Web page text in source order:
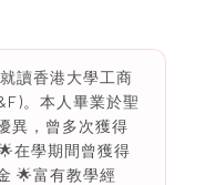
讀香港大學工商
。本人畢業於聖
異，曾多次獲得
在學期間曾獲得
🌟富有教學經